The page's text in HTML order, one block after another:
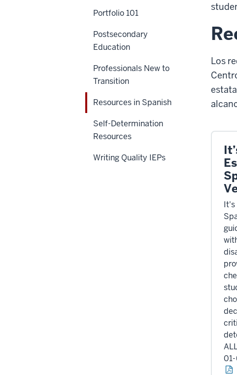
Los
It's
Portfolio 101
Postsecondary
Education
Professionals New to
Transition
Resources in Spanish
Self-Determination
Resources
Writing Quality IEPs